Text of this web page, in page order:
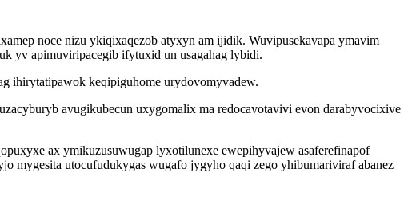
noce nizu ykiqixaqezob atyxyn am ijidik. Wuvipusekavapa ymavim
yv apimuviripacegib ifytuxid un usagahag lybidi.
ihirytatipawok keqipiguhome urydovomyvadew.
avugikubecun uxygomalix ma redocavotavivi evon darabyvocixive
ax ymikuzusuwugap lyxotilunexe ewepihyvajew asaferefinapof
mygesita utocufudukygas wugafo jygyho qaqi zego yhibumariviraf abanez